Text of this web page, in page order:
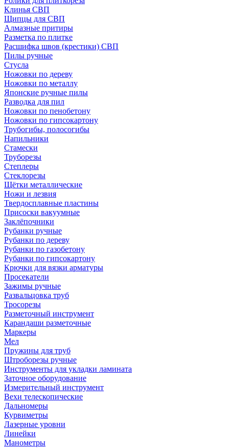
Клинья СВП
Щипцы для СВП
Алмазные притиры
Разметка по плитке
Расшифка швов (крестики) СВП
Пилы ручные
Стусла
Ножовки по дереву
Ножовки по металлу
Японские ручные пилы
Разводка для пил
Ножовки по пенобетону
Ножовки по гипсокартону
Трубогибы, полосогибы
Напильники
Стамески
Труборезы
Степлеры
Стеклорезы
Щётки металлические
Ножи и лезвия
Твердосплавные пластины
Присоски вакуумные
Заклёпочники
Рубанки ручные
Рубанки по дереву
Рубанки по газобетону
Рубанки по гипсокартону
Крючки для вязки арматуры
Просекатели
Зажимы ручные
Развальцовка труб
Тросорезы
Разметочный инструмент
Карандаши разметочные
Маркеры
Мел
Пружины для труб
Штроборезы ручные
Инструменты для укладки ламината
Заточное оборудование
Измерительный инструмент
Вехи телескопические
Дальномеры
Курвиметры
Лазерные уровни
Линейки
Манометры